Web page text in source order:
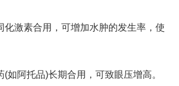
化激素合用，可增加水肿的发生率，使
(如阿托品)长期合用，可致眼压增高。